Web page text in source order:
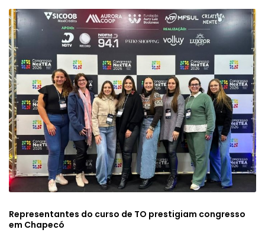
Representantes do curso de TO prestigiam congresso
em Chapecó